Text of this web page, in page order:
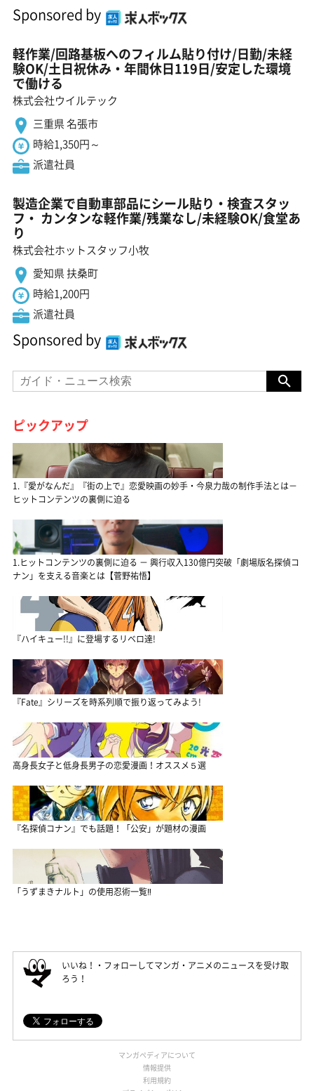
Sponsored by
軽作業/回路基板へのフィルム貼り付け/日勤/未経
験OK/土日祝休み・年間休日119日/安定した環境
で働ける
株式会社ウイルテック
三重県 名張市
時給1,350円～
派遣社員
製造企業で自動車部品にシール貼り・検査スタッ
フ・ カンタンな軽作業/残業なし/未経験OK/食堂あ
り
株式会社ホットスタッフ小牧
愛知県 扶桑町
時給1,200円
派遣社員
Sponsored by
ピックアップ
1.『愛がなんだ』『街の上で』恋愛映画の妙手・今泉力哉の制作手法とは－
ヒットコンテンツの裏側に迫る
1.ヒットコンテンツの裏側に迫る － 興行収入130億円突破「劇場版名探偵コ
ナン」を支える音楽とは【菅野祐悟】
『ハイキュー!!』に登場するリベロ達!
『Fate』シリーズを時系列順で振り返ってみよう!
高身長女子と低身長男子の恋愛漫画！オススメ５選
『名探偵コナン』でも話題！「公安」が題材の漫画
「うずまきナルト」の使用忍術一覧‼
いいね！・フォローしてマンガ・アニメのニュースを受け取
ろう！
マンガペディアについて
情報提供
利用規約